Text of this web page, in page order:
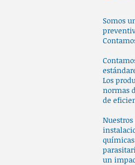
Somos
Los
normas
de
un